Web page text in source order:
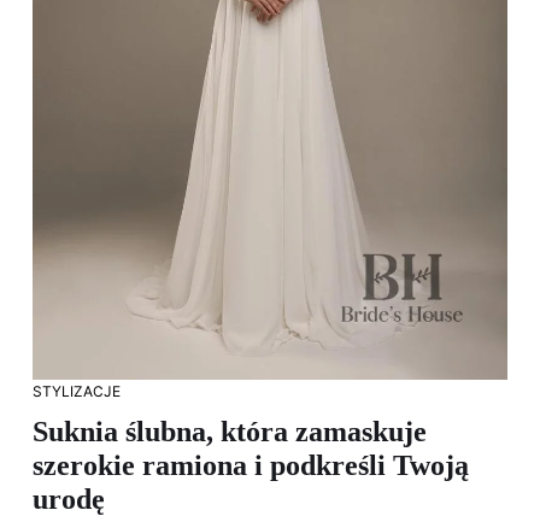
STYLIZACJE
Suknia ślubna, która zamaskuje
szerokie ramiona i podkreśli Twoją
urodę